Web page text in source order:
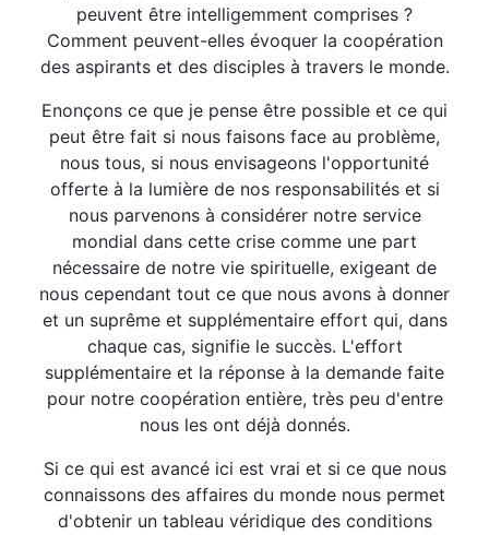
peuvent être intelligemment comprises ?
Comment peuvent-elles évoquer la coopération
des aspirants et des disciples à travers le monde.
Enonçons ce que je pense être possible et ce qui
peut être fait si nous faisons face au problème,
nous tous, si nous envisageons l'opportunité
offerte à la lumière de nos responsabilités et si
nous parvenons à considérer notre service
mondial dans cette crise comme une part
nécessaire de notre vie spirituelle, exigeant de
nous cependant tout ce que nous avons à donner
et un suprême et supplémentaire effort qui, dans
chaque cas, signifie le succès. L'effort
supplémentaire et la réponse à la demande faite
pour notre coopération entière, très peu d'entre
nous les ont déjà donnés.
Si ce qui est avancé ici est vrai et si ce que nous
connaissons des affaires du monde nous permet
d'obtenir un tableau véridique des conditions